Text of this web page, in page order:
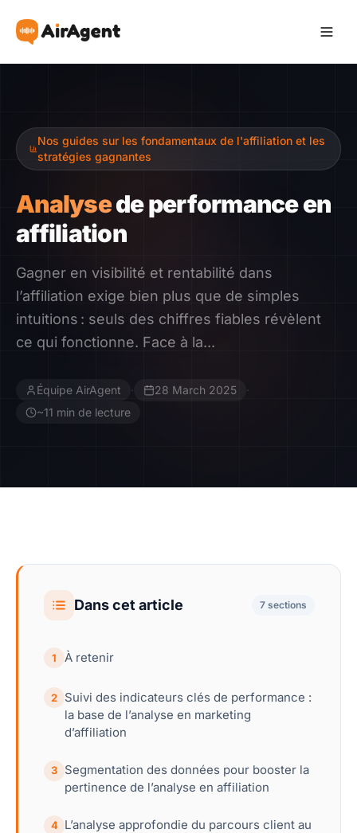
Recommander
Gagner
Ressources
Témoignages
Guide
Contact
Nos guides sur les fondamentaux de l'affiliation et les
stratégies gagnantes
Analysede performance en
affiliation
Gagner en visibilité et rentabilité dans
l’affiliation exige bien plus que de simples
intuitions : seuls des chiffres fiables révèlent
ce qui fonctionne. Face à la...
Équipe AirAgent · 28 March 2025
·
~11 min de lecture
Dans cet article 7 sections
1 À retenir
2
Suivi des indicateurs clés de performance :
la base de l’analyse en marketing
d’affiliation
3
Segmentation des données pour booster la
pertinence de l’analyse en affiliation
4 L’analyse approfondie du parcours client au